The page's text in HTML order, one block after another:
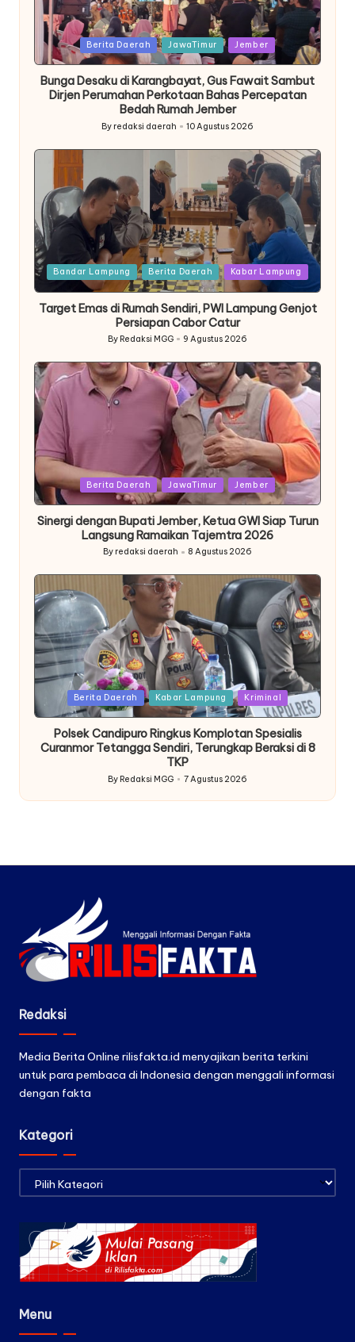
Posted
in
Berita Daerah JawaTimur Jember
Bunga Desaku di Karangbayat, Gus Fawait Sambut
Dirjen Perumahan Perkotaan Bahas Percepatan
Bedah Rumah Jember
Posted
By redaksi daerah 10 Agustus 2026
Posted
Bandar Lampung Berita Daerah Kabar Lampung
Target Emas di Rumah Sendiri, PWI Lampung Genjot
Persiapan Cabor Catur
Posted
by
By Redaksi MGG 9 Agustus 2026
Posted
Berita Daerah JawaTimur Jember
Sinergi dengan Bupati Jember, Ketua GWI Siap Turun
Langsung Ramaikan Tajemtra 2026
Posted
by
By redaksi daerah 8 Agustus 2026
PostedBerita Daerah Kabar Lampung Kriminal
Polsek Candipuro Ringkus Komplotan Spesialis
Curanmor Tetangga Sendiri, Terungkap Beraksi di 8
TKP
Posted
by
By Redaksi MGG 7 Agustus 2026
Redaksi
Media Berita Online rilisfakta.id menyajikan berita terkini
untuk para pembaca di Indonesia dengan menggali informasi
dengan fakta
Kategori
Menu